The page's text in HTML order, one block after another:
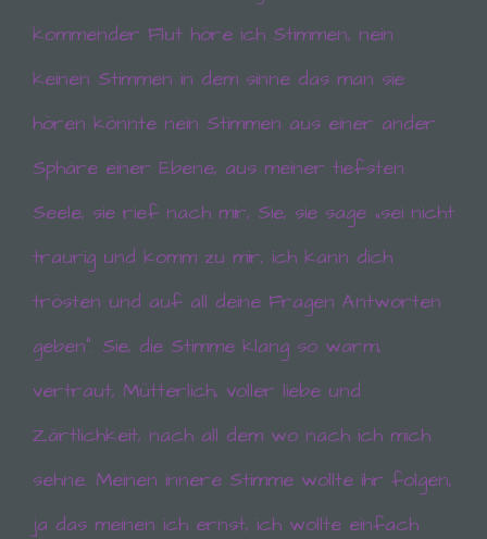
kommender Flut höre ich Stimmen, nein
keinen Stimmen in dem sinne das man sie
hören könnte nein Stimmen aus einer ander
Sphäre einer Ebene, aus meiner tiefsten
Seele, sie rief nach mir, Sie, sie sage „sei nicht
traurig und komm zu mir, ich kann dich
trösten und auf all deine Fragen Antworten
geben“. Sie, die Stimme klang so warm,
vertraut, Mütterlich, voller liebe und
Zärtlichkeit, nach all dem wo nach ich mich
sehne. Meinen innere Stimme wollte ihr folgen,
ja das meinen ich ernst, ich wollte einfach
verhindern.
Zahlreiche Internetseiten und Server verwenden
Cookies. Viele Cookies enthalten eine sogenannte
Cookie-ID. Eine Cookie-ID ist eine eindeutige
Kennung des Cookies. Sie besteht aus einer
Zeichenfolge, durch welche Internetseiten und
Server dem konkreten Internetbrowser zugeordnet
werden können, in dem das Cookie gespeichert
Internetseiten und Servern, den individuellen
Internetbrowsern, die andere Cookies enthalten,
kann über die eindeutige Cookie-ID wiedererkannt
Durch den Einsatz von Cookies kann den Nutzern
bereitstellen, die ohne die Cookie-Setzung nicht